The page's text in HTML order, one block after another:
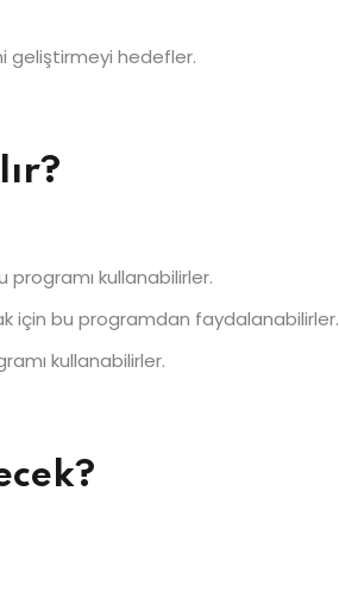
geliştirmeyi hedefler.
kullanabilirler.
için bu programdan faydalanabilirler.
kullanabilirler.